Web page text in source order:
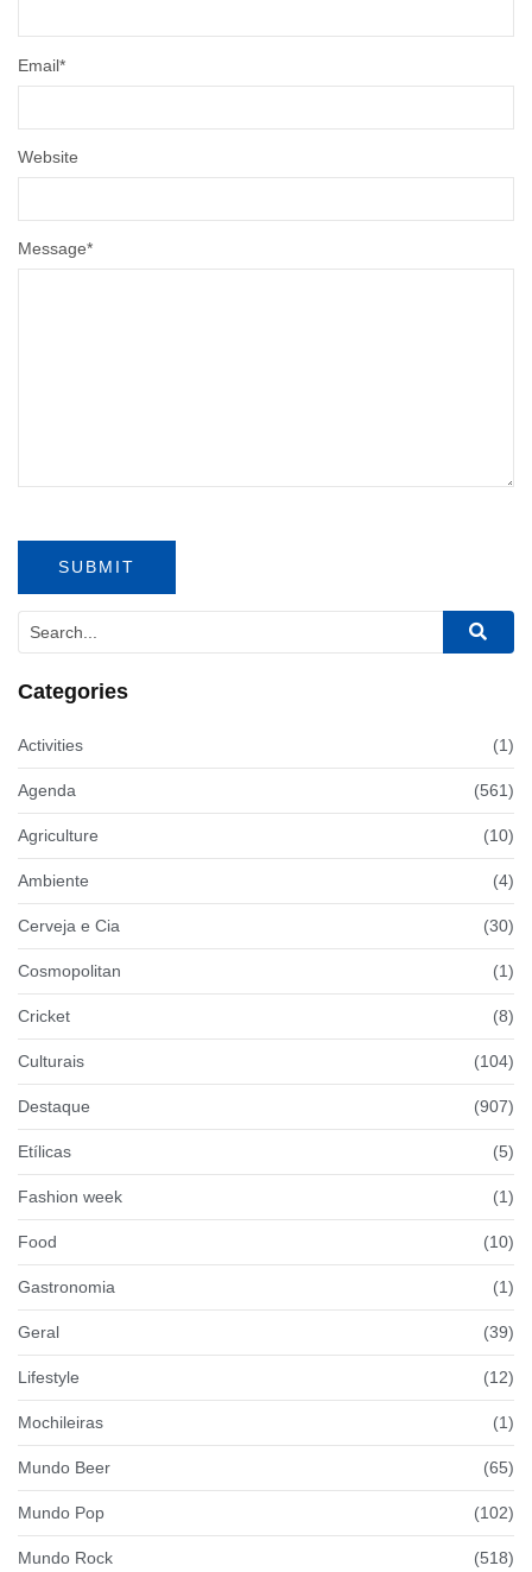
Message*
Email*
Website
Categories
Activities (1)
Agenda (561)
Agriculture (10)
Ambiente (4)
Cerveja e Cia (30)
Cosmopolitan (1)
Cricket (8)
Culturais (104)
Destaque (907)
Etílicas (5)
Fashion week (1)
Food (10)
Gastronomia (1)
Geral (39)
Lifestyle (12)
Mochileiras (1)
Mundo Beer (65)
Mundo Pop (102)
Mundo Rock (518)